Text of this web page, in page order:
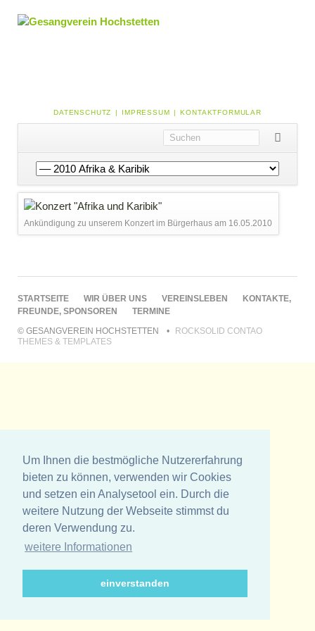
Um Ihnen die bestmögliche Nutzererfahrung
bieten zu können, verwenden wir Cookies
und setzen ein Analysetool ein. Durch die
weitere Nutzung der Webseite stimmst du
deren Verwendung zu.
weitere Informationen
einverstanden
NAVIGATION
ÜBERSPRINGEN
DATENSCHUTZ IMPRESSUM KONTAKTFORMULAR
Navigation
überspringen
Ankündigung zu unserem Konzert im Bürgerhaus am 16.05.2010
NAVIGATION
ÜBERSPRINGEN
STARTSEITE WIR ÜBER UNS VEREINSLEBEN
KONTAKTE,
FREUNDE, SPONSOREN
TERMINE
© GESANGVEREIN HOCHSTETTEN
ROCKSOLID CONTAO
THEMES & TEMPLATES